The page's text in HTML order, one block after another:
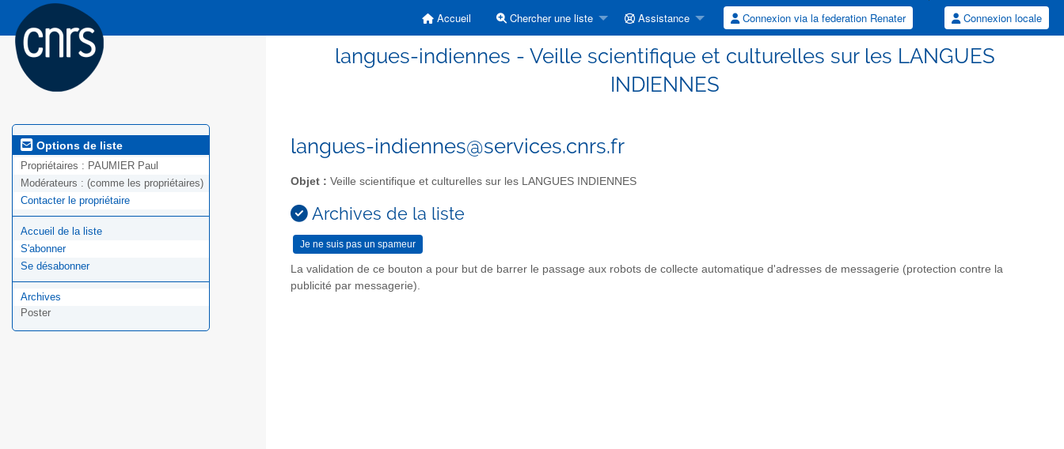
Accueil Chercher une liste Assistance Connexion via la federation Renater Connexion locale
langues-indiennes - Veille scientifique et culturelles sur les LANGUES
INDIENNES
Options de liste
Propriétaires : PAUMIER Paul
Modérateurs : (comme les propriétaires)
Contacter le propriétaire
Accueil de la liste
S'abonner
Se désabonner
Archives
Poster
langues-indiennes@services.cnrs.fr
Objet : Veille scientifique et culturelles sur les LANGUES INDIENNES
Archives de la liste
La validation de ce bouton a pour but de barrer le passage aux robots de collecte automatique d'adresses de messagerie (protection contre la
publicité par messagerie).